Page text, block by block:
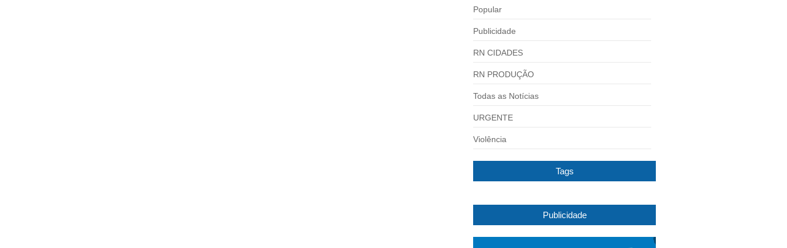
Popular
Publicidade
RN CIDADES
RN PRODUÇÃO
Todas as Notícias
URGENTE
Violência
Tags
Publicidade